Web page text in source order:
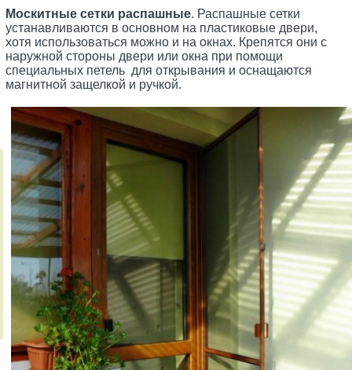
Москитные сетки распашные. Распашные сетки
устанавливаются в основном на пластиковые двери,
хотя использоваться можно и на окнах. Крепятся они с
наружной стороны двери или окна при помощи
специальных петель для открывания и оснащаются
магнитной защелкой и ручкой.